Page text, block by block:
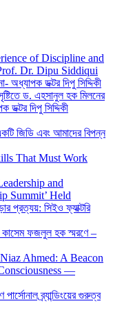
of Discipline and
Dr. Dipu Siddiqui
অধ্যাপক ডক্টর দিপু সিদ্দিকী
ড. এহসানুল হক মিলনের
ডক্টর দিপু সিদ্দিকী
জিডি এবং আমাদের বিপন্ন
That Must Work
and
Summit’ Held
প্রত্যয়: সিইও ফ্যাক্টরি
কাসেম ফজলুল হক স্মরণে –
Ahmed: A Beacon
—
ব্র্যান্ডিংয়ের গুরুত্ব